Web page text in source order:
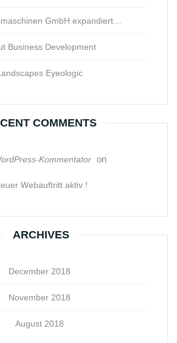
GmbH expandiert…
Business Development
Eyeologic
COMMENTS
Kommentator on
Webauftritt aktiv !
ARCHIVES
December 2018
November 2018
August 2018